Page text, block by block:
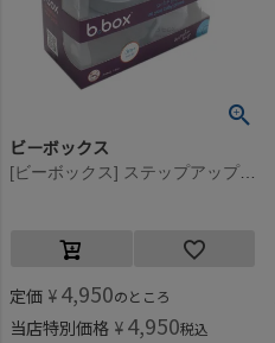
ビーボックス
[ビーボックス] ステップアップマグパック オーシャンブルー
定価 ¥ 4,950のところ
当店特別価格 ¥ 4,950税込